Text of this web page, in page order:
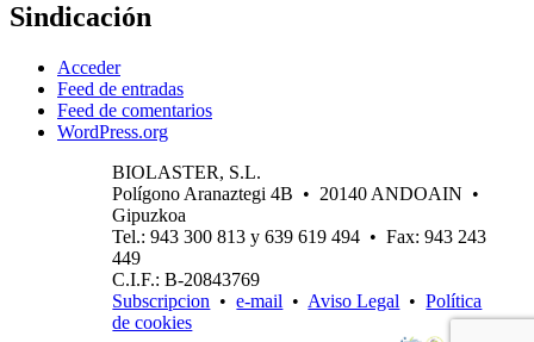
Sindicación
Acceder
Feed de entradas
Feed de comentarios
WordPress.org
BIOLASTER, S.L.
Polígono Aranaztegi 4B • 20140 ANDOAIN •
Gipuzkoa
Tel.: 943 300 813 y 639 619 494 • Fax: 943 243
449
C.I.F.: B-20843769
Subscripcion •e-mail • Aviso Legal •Política
de cookies